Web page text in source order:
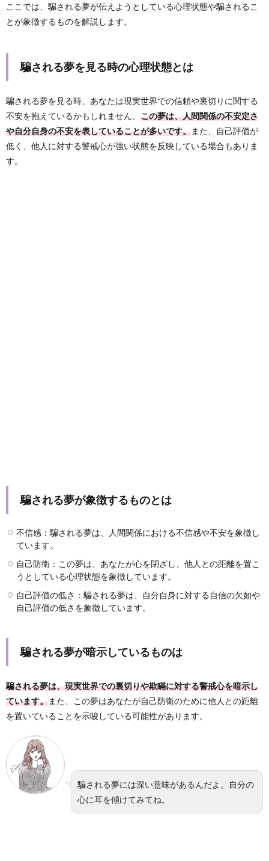
ここでは、騙される夢が伝えようとしている心理状態や騙されるこ
とが象徴するものを解説します。
騙される夢を見る時の心理状態とは
騙される夢を見る時、あなたは現実世界での信頼や裏切りに関する
不安を抱えているかもしれません。 この夢は、人間関係の不安定さ
や自分自身の不安を表していることが多いです。また、自己評価が
低く、他人に対する警戒心が強い状態を反映している場合もありま
す。
騙される夢が象徴するものとは
不信感：騙される夢は、人間関係における不信感や不安を象徴し
ています。
自己防衛：この夢は、あなたが心を閉ざし、他人との距離を置こ
うとしている心理状態を象徴しています。
自己評価の低さ：騙される夢は、自分自身に対する自信の欠如や
自己評価の低さを象徴しています。
騙される夢が暗示しているものは
騙される夢は、現実世界での裏切りや欺瞞に対する警戒心を暗示し
ています。また、この夢はあなたが自己防衛のために他人との距離
を置いていることを示唆している可能性があります。
騙される夢には深い意味があるんだよ。自分の
心に耳を傾けてみてね。